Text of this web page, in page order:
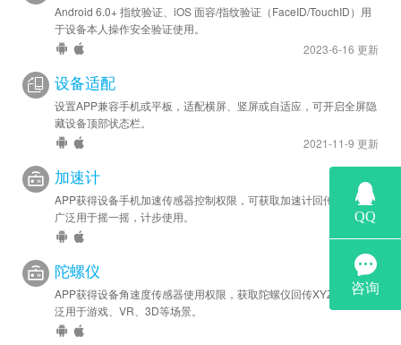
Android 6.0+ 指纹验证、iOS 面容/指纹验证（FaceID/TouchID）用
于设备本人操作安全验证使用。
2023-6-16 更新
设备适配
设置APP兼容手机或平板，适配横屏、竖屏或自适应，可开启全屏隐
藏设备顶部状态栏。
2021-11-9 更新
加速计
APP获得设备手机加速传感器控制权限，可获取加速计回传XYZ值，
广泛用于摇一摇，计步使用。
陀螺仪
APP获得设备角速度传感器使用权限，获取陀螺仪回传XYZ数值，广
泛用于游戏、VR、3D等场景。